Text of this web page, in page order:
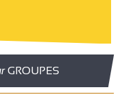
GROUPES